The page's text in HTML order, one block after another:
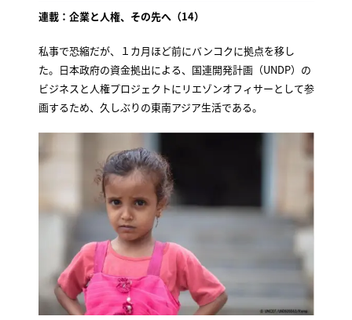
連載：企業と人権、その先へ（14）
私事で恐縮だが、１カ月ほど前にバンコクに拠点を移し
た。日本政府の資金拠出による、国連開発計画（UNDP）の
ビジネスと人権プロジェクトにリエゾンオフィサーとして参
画するため、久しぶりの東南アジア生活である。